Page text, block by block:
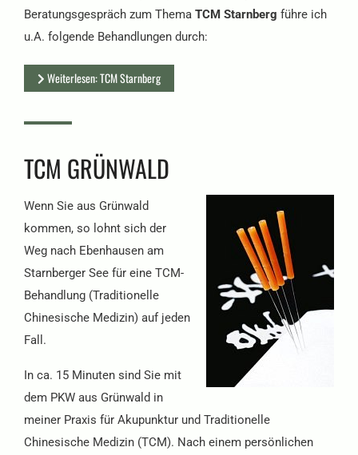
Beratungsgespräch zum Thema TCM Starnberg führe ich
u.A. folgende Behandlungen durch:
Weiterlesen: TCM Starnberg
TCM GRÜNWALD
Wenn Sie aus Grünwald
kommen, so lohnt sich der
Weg nach Ebenhausen am
Starnberger See für eine TCM-
Behandlung (Traditionelle
Chinesische Medizin) auf jeden
Fall.
In ca. 15 Minuten sind Sie mit
dem PKW aus Grünwald in
meiner Praxis für Akupunktur und Traditionelle
Chinesische Medizin (TCM). Nach einem persönlichen